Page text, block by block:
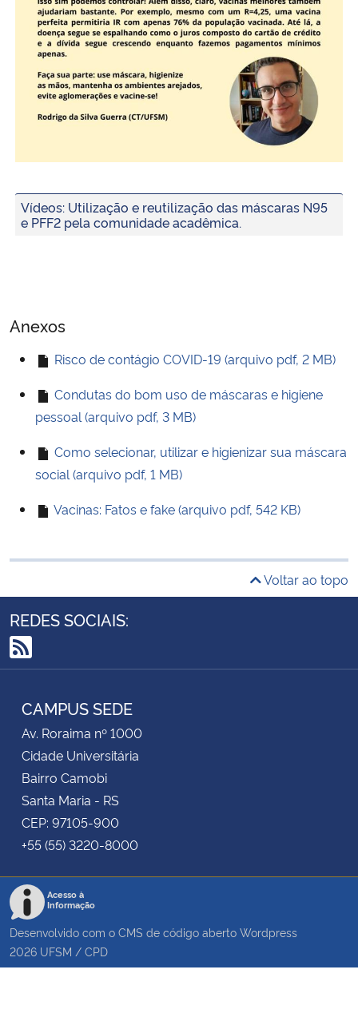
Vídeos: Utilização e reutilização das máscaras N95
e PFF2 pela comunidade acadêmica.
Anexos
Risco de contágio COVID-19 (arquivo pdf, 2 MB)
Condutas do bom uso de máscaras e higiene
pessoal (arquivo pdf, 3 MB)
Como selecionar, utilizar e higienizar sua máscara
social (arquivo pdf, 1 MB)
Vacinas: Fatos e fake (arquivo pdf, 542 KB)
Voltar ao topo
REDES SOCIAIS:
RSS
CAMPUS SEDE
Av. Roraima nº 1000
Cidade Universitária
Bairro Camobi
Santa Maria - RS
CEP: 97105-900
+55 (55) 3220-8000
Acesso à
Informação
Desenvolvido com o CMS de código aberto Wordpress
2026 UFSM / CPD